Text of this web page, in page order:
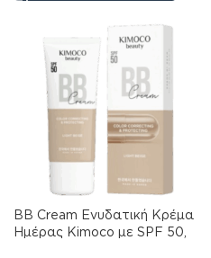
BB Cream Ενυδατική Κρέμα
Ημέρας Kimoco με SPF 50,